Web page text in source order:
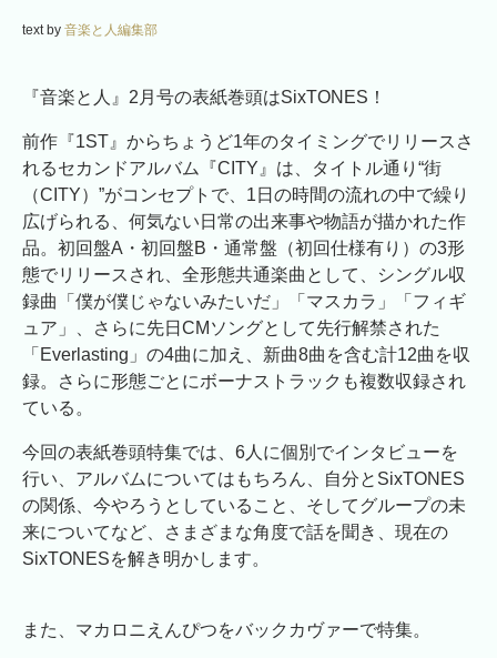
text by 音楽と人編集部
『音楽と人』2月号の表紙巻頭はSixTONES！
前作『1ST』からちょうど1年のタイミングでリリースさ
れるセカンドアルバム『CITY』は、タイトル通り“街
（CITY）”がコンセプトで、1日の時間の流れの中で繰り
広げられる、何気ない日常の出来事や物語が描かれた作
品。 初回盤A・初回盤B・通常盤（初回仕様有り）の3形
態でリリースされ、全形態共通楽曲として、シングル収
録曲「僕が僕じゃないみたいだ」「マスカラ」「フィギ
ュア」、さらに先日CMソングとして先行解禁された
「Everlasting」の4曲に加え、新曲8曲を含む計12曲を収
録。さらに形態ごとにボーナストラックも複数収録され
ている。
今回の表紙巻頭特集では、6人に個別でインタビューを
行い、アルバムについてはもちろん、自分とSixTONES
の関係、今やろうとしていること、そしてグループの未
来についてなど、さまざまな角度で話を聞き、現在の
SixTONESを解き明かします。
また、マカロニえんぴつをバックカヴァーで特集。